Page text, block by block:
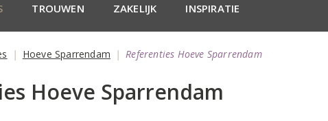
TROUWEN ZAKELIJK INSPIRATIE
Hoeve Sparrendam Referenties Hoeve Sparrendam
Hoeve Sparrendam